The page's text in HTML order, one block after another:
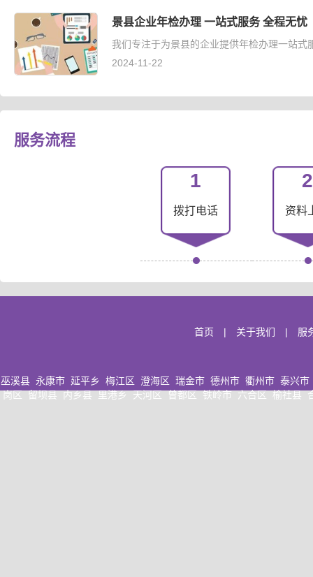
景县企业年检办理 一站式服务 全程无忧
我们专注于为景县的企业提供年检办理一站
2024-11-22
服务流程
1
拨打电话
2
资料
首页 | 关于我们 | 服
巫溪县 永康市 延平乡 梅江区 澄海区 瑞金市 德州市 衢州市 泰兴市
岗区
留坝县 内乡县 里港乡 天河区 曾都区 铁岭市 六合区 榆社县